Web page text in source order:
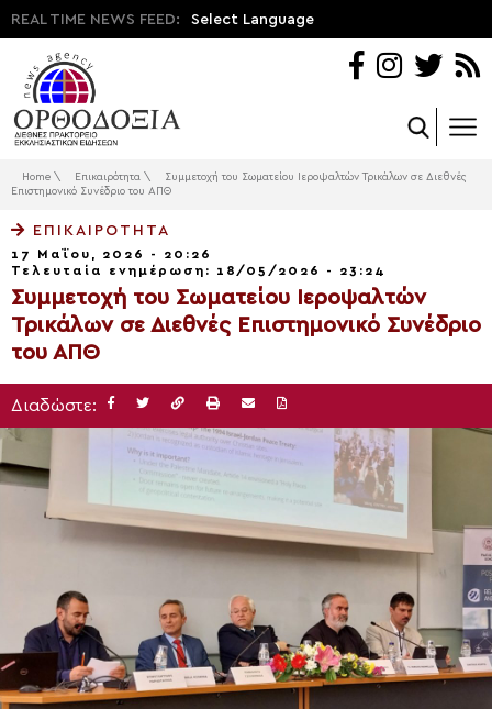
REAL TIME NEWS FEED: Select Language
Home \ Επικαιρότητα \
Συμμετοχή του Σωματείου Ιεροψαλτών Τρικάλων σε Διεθνές
Επιστημονικό Συνέδριο του ΑΠΘ
ΕΠΙΚΑΙΡΌΤΗΤΑ
17 Μαΐου, 2026 - 20:26
Τελευταία ενημέρωση: 18/05/2026 - 23:24
Συμμετοχή του Σωματείου Ιεροψαλτών
Τρικάλων σε Διεθνές Επιστημονικό Συνέδριο
του ΑΠΘ
Διαδώστε: